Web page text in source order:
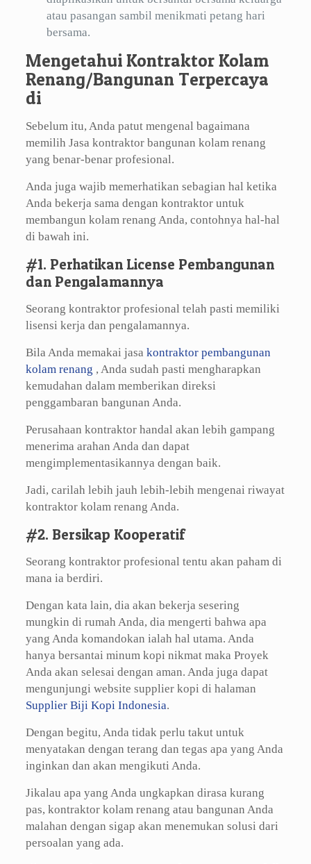
atau pasangan sambil menikmati petang hari
bersama.
Mengetahui Kontraktor Kolam
Renang/Bangunan Terpercaya
di
Sebelum itu, Anda patut mengenal bagaimana
memilih Jasa kontraktor bangunan kolam renang
yang benar-benar profesional.
Anda juga wajib memerhatikan sebagian hal ketika
Anda bekerja sama dengan kontraktor untuk
membangun kolam renang Anda, contohnya hal-hal
di bawah ini.
#1. Perhatikan License Pembangunan
dan Pengalamannya
Seorang kontraktor profesional telah pasti memiliki
lisensi kerja dan pengalamannya.
Bila Anda memakai jasa kontraktor pembangunan
kolam renang , Anda sudah pasti mengharapkan
kemudahan dalam memberikan direksi
penggambaran bangunan Anda.
Perusahaan kontraktor handal akan lebih gampang
menerima arahan Anda dan dapat
mengimplementasikannya dengan baik.
Jadi, carilah lebih jauh lebih-lebih mengenai riwayat
kontraktor kolam renang Anda.
#2. Bersikap Kooperatif
Seorang kontraktor profesional tentu akan paham di
mana ia berdiri.
Dengan kata lain, dia akan bekerja sesering
mungkin di rumah Anda, dia mengerti bahwa apa
yang Anda komandokan ialah hal utama. Anda
hanya bersantai minum kopi nikmat maka Proyek
Anda akan selesai dengan aman. Anda juga dapat
mengunjungi website supplier kopi di halaman
Supplier Biji Kopi Indonesia.
Dengan begitu, Anda tidak perlu takut untuk
menyatakan dengan terang dan tegas apa yang Anda
inginkan dan akan mengikuti Anda.
Jikalau apa yang Anda ungkapkan dirasa kurang
pas, kontraktor kolam renang atau bangunan Anda
malahan dengan sigap akan menemukan solusi dari
persoalan yang ada.